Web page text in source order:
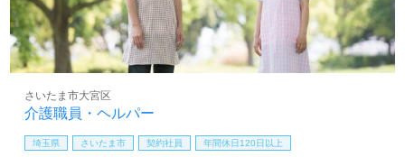
介護職員・ヘルパー
さいたま市大宮区
埼玉県 さいたま市 契約社員 年間休日120日以上